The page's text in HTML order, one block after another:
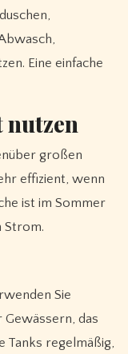
Eine einfache
nutzen
großen
effizient, wenn
ist im Sommer
Strom.
Sie
das
Tanks regelmäßig,